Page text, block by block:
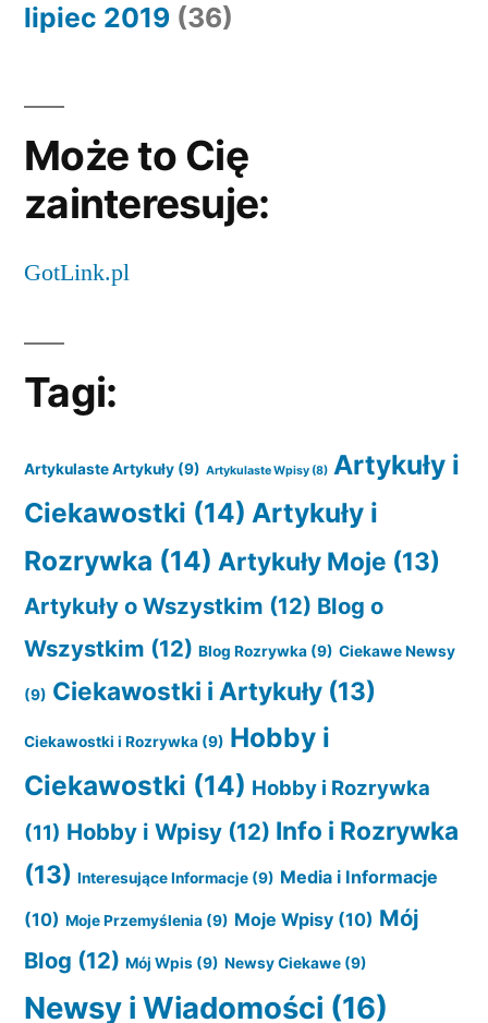
lipiec 2019 (36)
Może to Cię
zainteresuje:
GotLink.pl
Tagi:
Artykulaste Artykuły (9) Artykulaste Wpisy (8) Artykuły i
Ciekawostki (14) Artykuły i
Rozrywka (14) Artykuły Moje (13)
Artykuły o Wszystkim (12) Blog o
Wszystkim (12) Blog Rozrywka (9) Ciekawe Newsy
(9) Ciekawostki i Artykuły (13)
Ciekawostki i Rozrywka (9) Hobby i
Ciekawostki (14) Hobby i Rozrywka
(11) Hobby i Wpisy (12) Info i Rozrywka
(13) Interesujące Informacje (9) Media i Informacje
(10) Moje Przemyślenia (9) Moje Wpisy (10) Mój
Blog (12) Mój Wpis (9) Newsy Ciekawe (9)
Newsy i Wiadomości (16)